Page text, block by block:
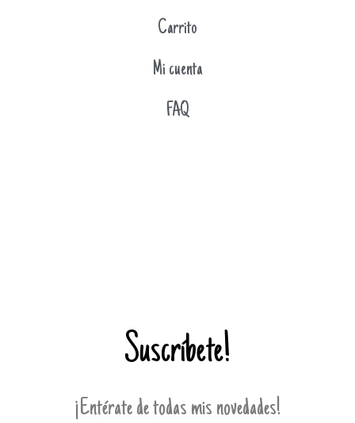
Carrito
Mi cuenta
FAQ
Suscríbete!
¡Entérate de todas mis novedades!